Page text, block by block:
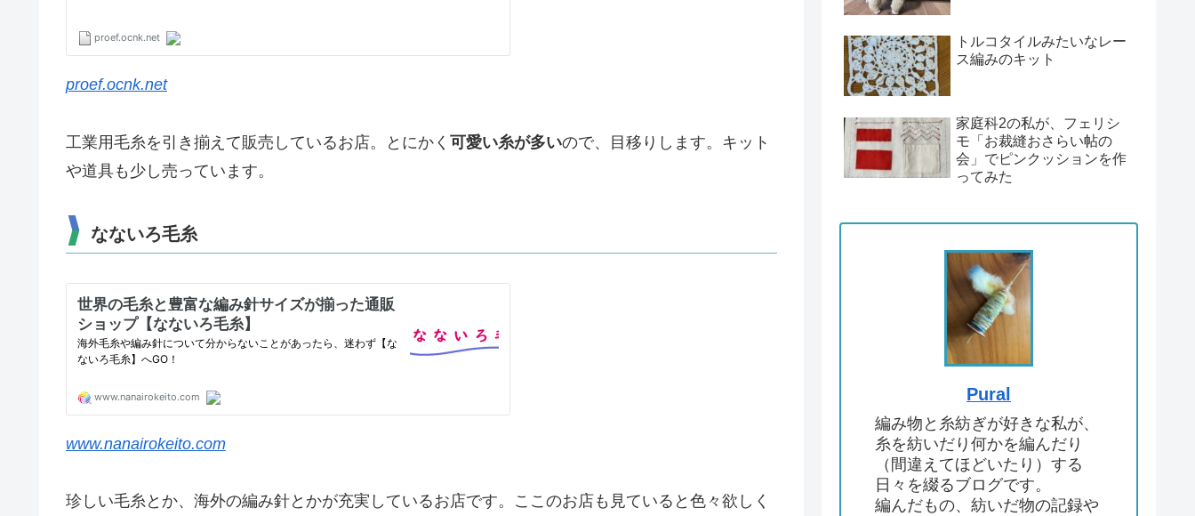
proef.ocnk.net
工業用毛糸を引き揃えて販売しているお店。とにかく 可愛い糸が多いので、目移りします。キット
や道具も少し売っています。
なないろ毛糸
www.nanairokeito.com
珍しい毛糸とか、海外の編み針とかが充実しているお店です。ここのお店も見ていると色々欲しく
トルコタイルみたいなレー
ス編みのキット
家庭科2の私が、フェリシ
モ「お裁縫おさらい帖の
会」でピンクッションを作
ってみた
Pural
編み物と糸紡ぎが好きな私が、
糸を紡いだり何かを編んだり
（間違えてほどいたり）する
日々を綴るブログです。
編んだもの、紡いだ物の記録や